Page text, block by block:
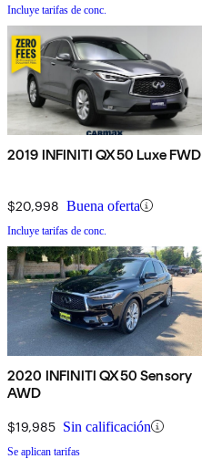
Incluye tarifas de conc.
2019 INFINITI QX50 Luxe FWD
$20,998 Buena oferta
Incluye tarifas de conc.
2020 INFINITI QX50 Sensory
AWD
$19,985 Sin calificación
Se aplican tarifas